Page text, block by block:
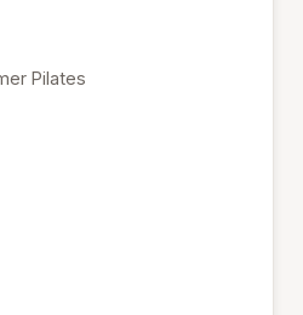
Pilates